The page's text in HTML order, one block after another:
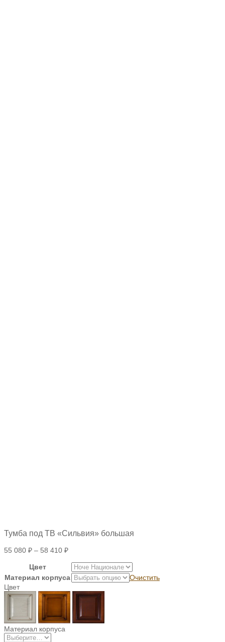
Тумба под ТВ «Сильвия» большая
55 080 ₽ – 58 410 ₽
Цвет
Материал корпуса
Очистить
Цвет
Материал корпуса